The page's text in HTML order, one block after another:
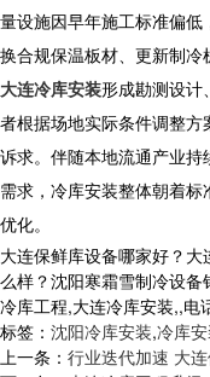
量设施因早年施工标准偏
换合规保温板材、更新制冷
大连冷库安装形成勘测设计
者根据场地实际条件调整
诉求。伴随本地流通产业
需求， 冷库安装整体朝着标
优化。
大连保鲜库设备哪家好？
么样？沈阳寒霜雪制冷设
冷库工程,大连冷库安装,,电
标签： 沈阳冷库安装,冷库
上一条： 行业迭代加速 大